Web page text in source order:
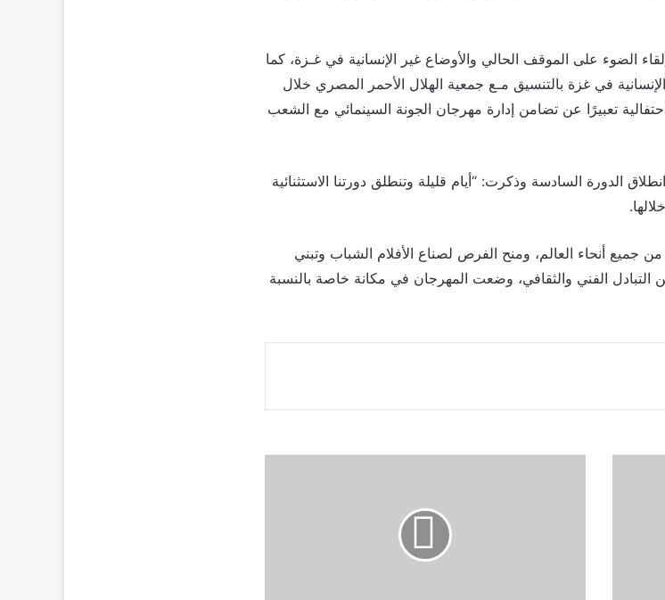
الضوء على الموقف الحالي والأوضاع غير الإنسانية في غـزة، كما
في غزة بالتنسيق مـع جمعية الهلال الأحمر المصري خلال
تعبيرًا عن تضامن إدارة مهرجان الجونة السينمائي مع الشعب
الدورة السادسة وذكرت: “أيام قليلة وتنطلق دورتنا الاستثنائية
جميع أنحاء العالم، ومنح الفرص لصناع الأفلام الشباب وتبني
الفني والثقافي، وضعت المهرجان في مكانة خاصة بالنسبة